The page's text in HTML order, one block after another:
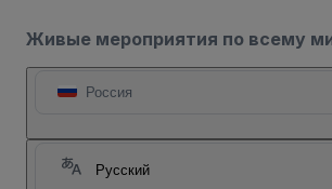
Живые мероприятия по всему
Россия
Русский